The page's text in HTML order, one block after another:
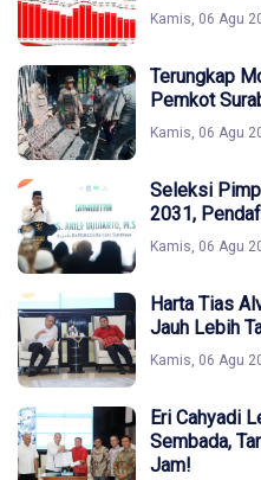
Kamis, 06 Agu
Terungkap
Pemkot
Kamis, 06 Agu
Seleksi
2031,
Kamis, 06 Agu
Harta Tias
Jauh Lebih
Kamis, 06 Agu
Eri Cahyadi
Sembada,
Jam!